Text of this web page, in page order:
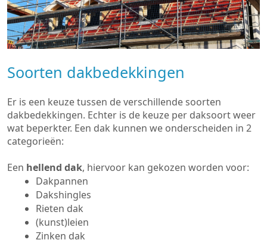
Soorten dakbedekkingen
Er is een keuze tussen de verschillende soorten
dakbedekkingen. Echter is de keuze per daksoort weer
wat beperkter. Een dak kunnen we onderscheiden in 2
categorieën:
Een hellend dak, hiervoor kan gekozen worden voor:
Dakpannen
Dakshingles
Rieten dak
(kunst)leien
Zinken dak